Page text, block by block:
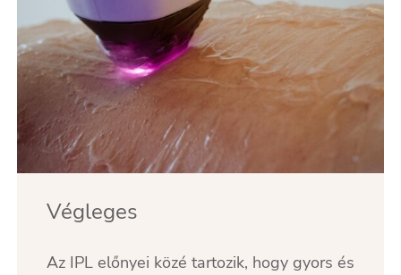
Végleges
Az IPL előnyei közé tartozik, hogy gyors és